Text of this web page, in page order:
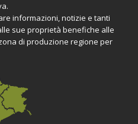
informazioni, notizie e tanti
sue proprietà benefiche alle
di produzione regione per